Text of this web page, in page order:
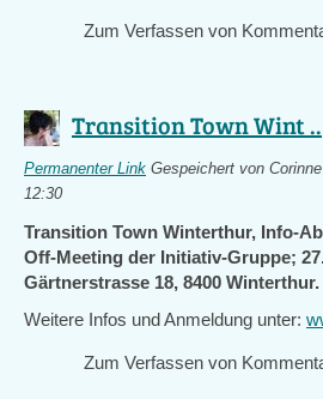
Zum Verfassen von
Transition Town Wint ..
Permanenter Link Gespeichert von
12:30
Transition Town Winterthur, Info-
Off-Meeting der Initiativ-Gruppe;
Gärtnerstrasse 18, 8400 Winterthur.
Weitere Infos und Anmeldung unter:
Zum Verfassen von